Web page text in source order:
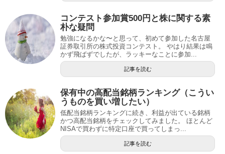
コンテスト参加賞500円と株に関する素
朴な疑問
勉強になるかな〜と思って、初めて参加した名古屋
証券取引所の株式投資コンテスト。 やはり結果は鳴
かず飛ばずでしたが、ラッキーなことに参加...
記事を読む
保有中の高配当銘柄ランキング（こうい
うものを買い増したい）
低配当銘柄ランキングに続き、利益が出ている銘柄
かつ高配当銘柄をチェックしてみました。 ほとんど
NISAで買わずに特定口座で買ってしまっ...
記事を読む